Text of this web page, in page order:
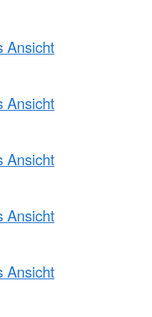
Ansicht
Ansicht
Ansicht
Ansicht
Ansicht